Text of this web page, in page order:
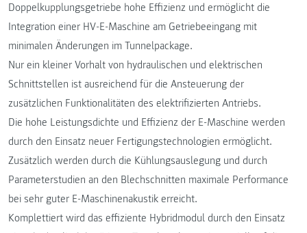
Doppelkupplungsgetriebe hohe Effizienz und ermöglicht die
Integration einer HV-E-Maschine am Getriebeeingang mit
minimalen Änderungen im Tunnelpackage.
Nur ein kleiner Vorhalt von hydraulischen und elektrischen
Schnittstellen ist ausreichend für die Ansteuerung der
zusätzlichen Funktionalitäten des elektrifizierten Antriebs.
Die hohe Leistungsdichte und Effizienz der E-Maschine werden
durch den Einsatz neuer Fertigungstechnologien ermöglicht.
Zusätzlich werden durch die Kühlungsauslegung und durch
Parameterstudien an den Blechschnitten maximale Performance
bei sehr guter E-Maschinenakustik erreicht.
Komplettiert wird das effiziente Hybridmodul durch den Einsatz